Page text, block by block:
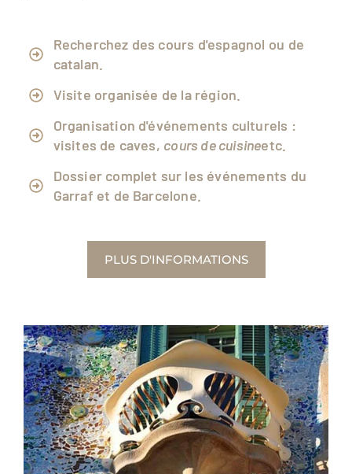
Recherchez des cours d'espagnol ou de
catalan.
Visite organisée de la région.
Organisation d'événements culturels :
visites de caves, cours de cuisineetc.
Dossier complet sur les événements du
Garraf et de Barcelone.
PLUS D'INFORMATIONS